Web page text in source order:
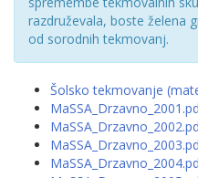
razdruževala, boste želena
od sorodnih tekmovanj.
Šolsko tekmovanje